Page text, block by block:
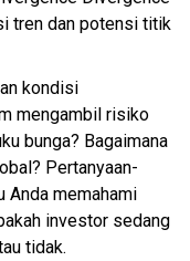
tren dan potensi titik
kondisi
mengambil risiko
bunga? Bagaimana
Pertanyaan-
Anda memahami
investor sedang
tidak.